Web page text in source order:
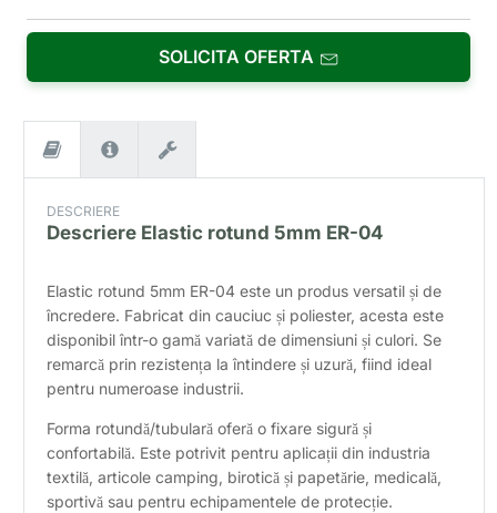
SOLICITA OFERTA
DESCRIERE
Descriere Elastic rotund 5mm ER-04
Elastic rotund 5mm ER-04 este un produs versatil și de
încredere. Fabricat din cauciuc și poliester, acesta este
disponibil într-o gamă variată de dimensiuni și culori. Se
remarcă prin rezistența la întindere și uzură, fiind ideal
pentru numeroase industrii.
Forma rotundă/tubulară oferă o fixare sigură și
confortabilă. Este potrivit pentru aplicații din industria
textilă, articole camping, birotică și papetărie, medicală,
sportivă sau pentru echipamentele de protecție.